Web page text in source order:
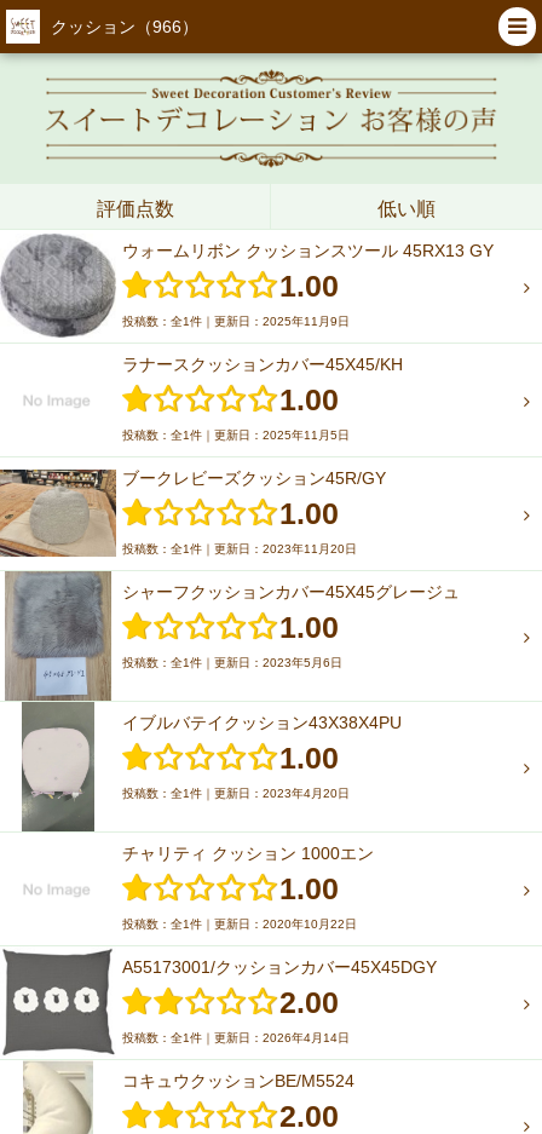
クッション（966）
評価点数 低い順
ウォームリボン クッションスツール 45RX13 GY
1.00
投稿数：全1件｜更新日：2025年11月9日
ラナースクッションカバー45X45/KH
1.00
投稿数：全1件｜更新日：2025年11月5日
ブークレビーズクッション45R/GY
1.00
投稿数：全1件｜更新日：2023年11月20日
シャーフクッションカバー45X45グレージュ
1.00
投稿数：全1件｜更新日：2023年5月6日
イブルバテイクッション43X38X4PU
1.00
投稿数：全1件｜更新日：2023年4月20日
チャリティ クッション 1000エン
1.00
投稿数：全1件｜更新日：2020年10月22日
A55173001/クッションカバー45X45DGY
2.00
投稿数：全1件｜更新日：2026年4月14日
コキュウクッションBE/M5524
2.00